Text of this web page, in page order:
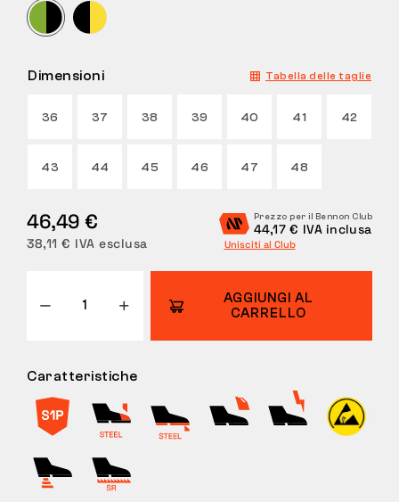
CONTATTI
RESI
Dimensioni Tabella delle taglie
36 37 38 39 40 41 42
43 44 45 46 47 48
46,49 €
38,11 € IVA esclusa
Prezzo per il Bennon Club
44,17 € IVA inclusa
Unisciti al Club
AGGIUNGI AL
CARRELLO
Caratteristiche